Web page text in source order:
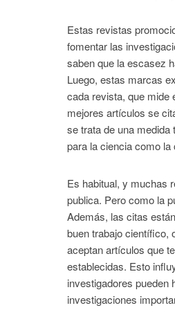
Estas revistas
fomentar las
saben que la escasez
Luego, estas marcas
cada revista, que mide
mejores artículos se
se trata de una
para la ciencia como
Es habitual, y muchas
publica. Pero como la
Además, las citas
buen trabajo científico,
aceptan artículos que
establecidas. Esto
investigadores pueden
investigaciones